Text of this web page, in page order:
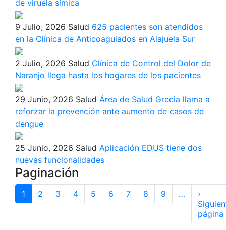
de viruela símica
9 Julio, 2026 Salud 625 pacientes son atendidos
en la Clínica de Anticoagulados en Alajuela Sur
2 Julio, 2026 Salud Clínica de Control del Dolor de
Naranjo llega hasta los hogares de los pacientes
29 Junio, 2026 Salud Área de Salud Grecia llama a
reforzar la prevención ante aumento de casos de
dengue
25 Junio, 2026 Salud Aplicación EDUS tiene dos
nuevas funcionalidades
Paginación
1 2 3 4 5 6 7 8 9 …
›
página